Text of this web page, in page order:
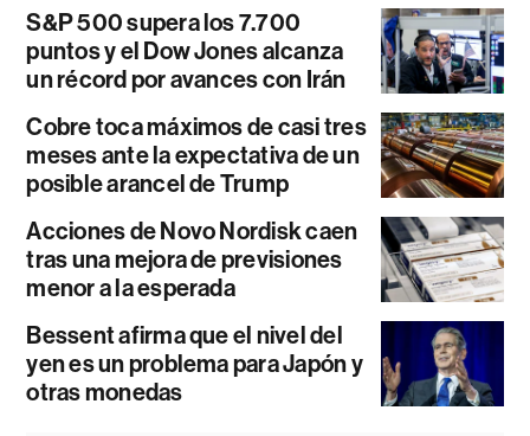
S&P 500 supera los 7.700
puntos y el Dow Jones alcanza
un récord por avances con Irán
Cobre toca máximos de casi tres
meses ante la expectativa de un
posible arancel de Trump
Acciones de Novo Nordisk caen
tras una mejora de previsiones
menor a la esperada
Bessent afirma que el nivel del
yen es un problema para Japón y
otras monedas